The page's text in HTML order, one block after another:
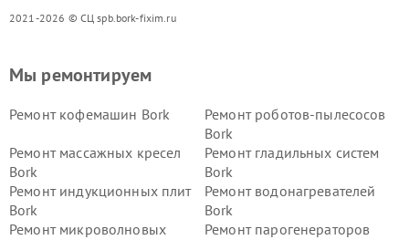
2021-2026 © СЦ spb.bork-fixim.ru
Мы ремонтируем
Ремонт кофемашин Bork
Ремонт роботов-пылесосов
Bork
Ремонт массажных кресел
Bork
Ремонт гладильных систем
Bork
Ремонт индукционных плит
Bork
Ремонт водонагревателей
Bork
Ремонт микроволновых
Ремонт парогенераторов